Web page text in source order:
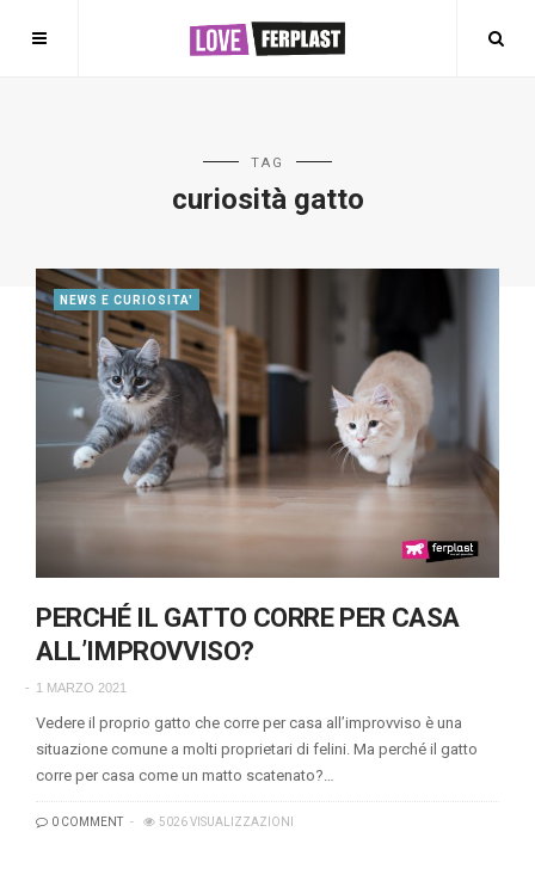
TAG
curiosità gatto
NEWS E CURIOSITA'
PERCHÉ IL GATTO CORRE PER CASA
ALL’IMPROVVISO?
1 MARZO 2021
Vedere il proprio gatto che corre per casa all’improvviso è una
situazione comune a molti proprietari di felini. Ma perché il gatto
corre per casa come un matto scatenato?…
0 COMMENT 5026 VISUALIZZAZIONI